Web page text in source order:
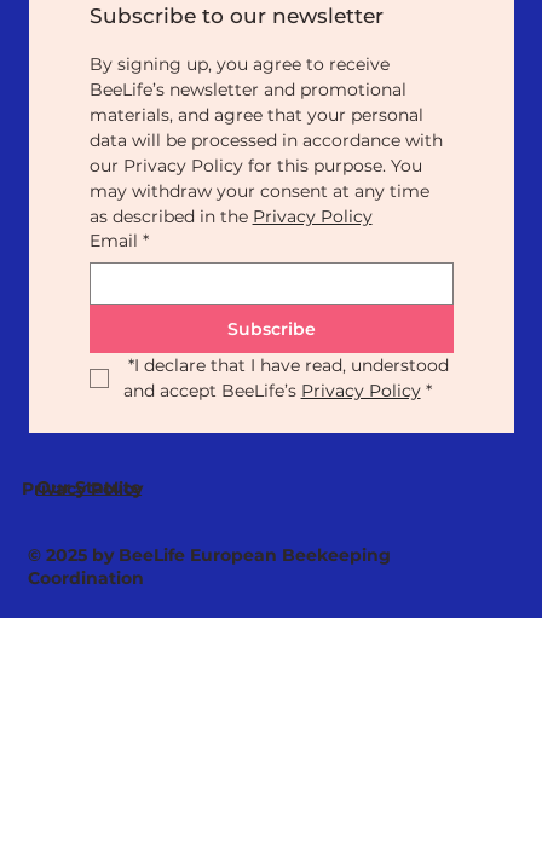
Subscribe to our newsletter
By signing up, you agree to receive
BeeLife’s newsletter and promotional
materials, and agree that your personal
data will be processed in accordance with
our Privacy Policy for this purpose. You
may withdraw your consent at any time
as described in the Privacy Policy
Email *
Subscribe
*I declare that I have read, understood
and accept BeeLife’s Privacy Policy *
Privacy Policy
Our Statute
© 2025 by BeeLife European Beekeeping
Coordination